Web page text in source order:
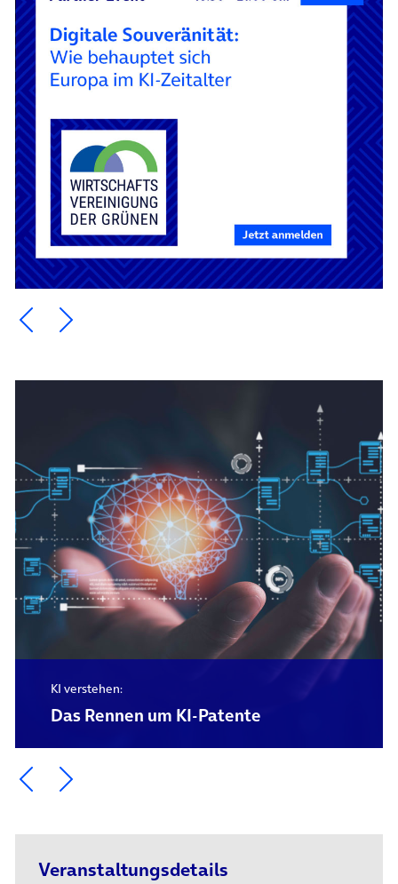
Ein Element zurück blättern
Ein Element weiter blättern
KI verstehen:
Das Rennen um KI-Patente
Ein Element zurück blättern
Ein Element weiter blättern
Veranstaltungsdetails